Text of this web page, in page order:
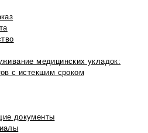
медицинских укладок:
с истекшим сроком
документы